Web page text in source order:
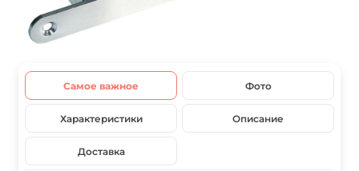
Самое важное Фото
Характеристики Описание
Доставка